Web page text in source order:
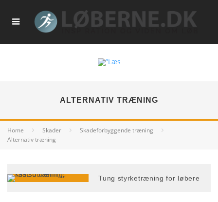
ALTERNATIV TRÆNING
Home Skader
Skadeforbyggende træning
Alternativ træning
Tung styrketræning for løbere